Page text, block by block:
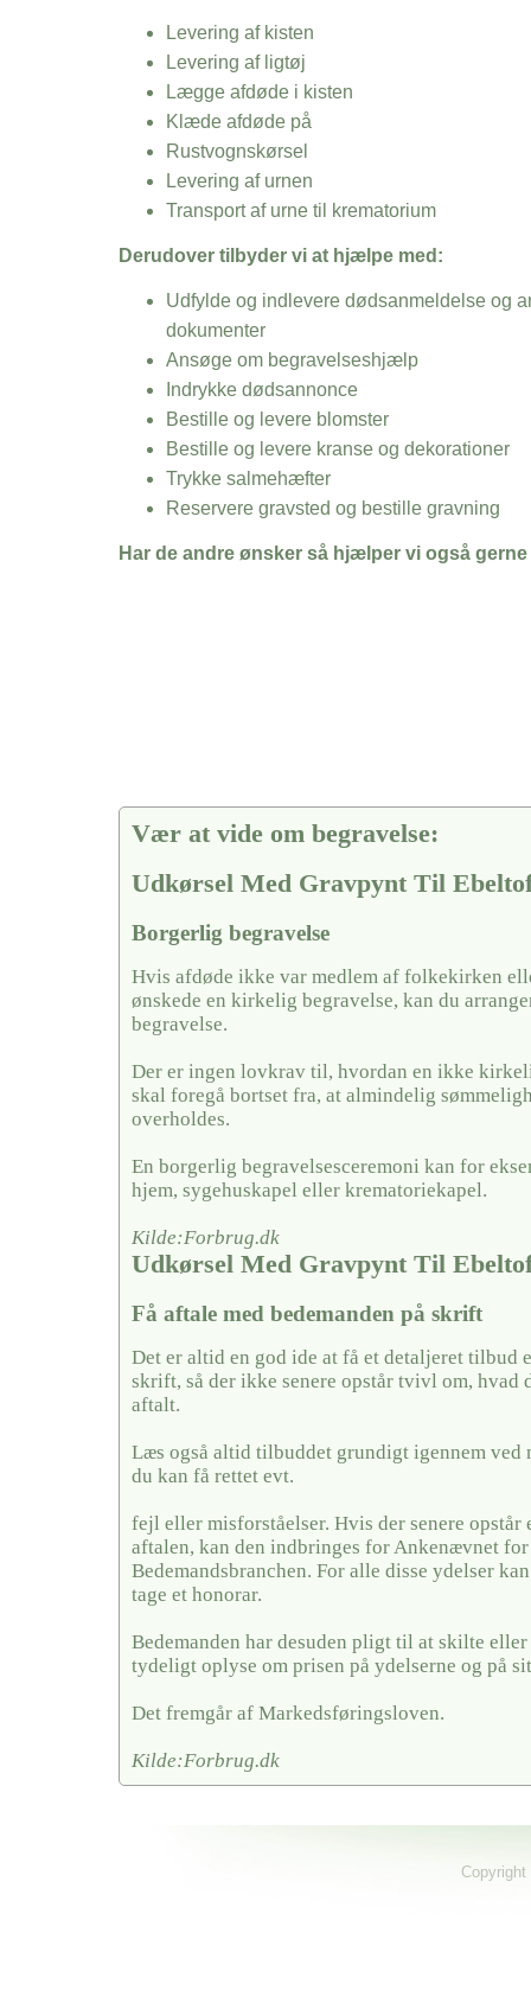
Levering af kisten
Levering af ligtøj
Lægge afdøde i kisten
Klæde afdøde på
Rustvognskørsel
Levering af urnen
Transport af urne til krematorium
Derudover tilbyder vi at hjælpe med:
Udfylde og indlevere dødsanmeldelse og
dokumenter
Ansøge om begravelseshjælp
Indrykke dødsannonce
Bestille og levere blomster
Bestille og levere kranse og dekorationer
Trykke salmehæfter
Reservere gravsted og bestille gravning
Har de andre ønsker så hjælper vi også gerne
Vær at vide om begravelse:
Udkørsel Med Gravpynt Til
Borgerlig begravelse
Hvis afdøde ikke var medlem af folkekirken
ønskede en kirkelig begravelse, kan du
begravelse.
Der er ingen lovkrav til, hvordan en ikke
skal foregå bortset fra, at almindelig
overholdes.
En borgerlig begravelsesceremoni kan for
hjem, sygehuskapel eller krematoriekapel.
Kilde:Forbrug.dk
Udkørsel Med Gravpynt Til
Få aftale med bedemanden på skrift
Det er altid en god ide at få et detaljeret tilbud
skrift, så der ikke senere opstår tvivl om, hvad
aftalt.
Læs også altid tilbuddet grundigt igennem ved
du kan få rettet evt.
fejl eller misforståelser. Hvis der senere opstår
aftalen, kan den indbringes for Ankenævnet for
Bedemandsbranchen. For alle disse ydelser
tage et honorar.
Bedemanden har desuden pligt til at skilte eller
tydeligt oplyse om prisen på ydelserne og på
Det fremgår af Markedsføringsloven.
Kilde:Forbrug.dk